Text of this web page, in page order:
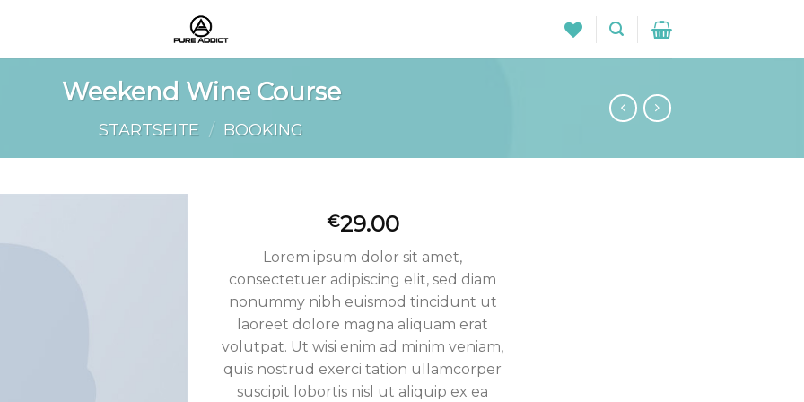
Weekend Wine Course
STARTSEITE / BOOKING
€29.00
Lorem ipsum dolor sit amet,
consectetuer adipiscing elit, sed diam
nonummy nibh euismod tincidunt ut
laoreet dolore magna aliquam erat
volutpat. Ut wisi enim ad minim veniam,
quis nostrud exerci tation ullamcorper
suscipit lobortis nisl ut aliquip ex ea